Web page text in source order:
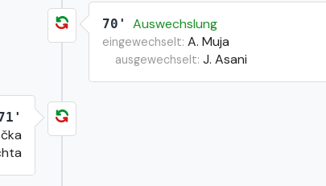
70' Auswechslung
eingewechselt: A. Muja
ausgewechselt: J. Asani